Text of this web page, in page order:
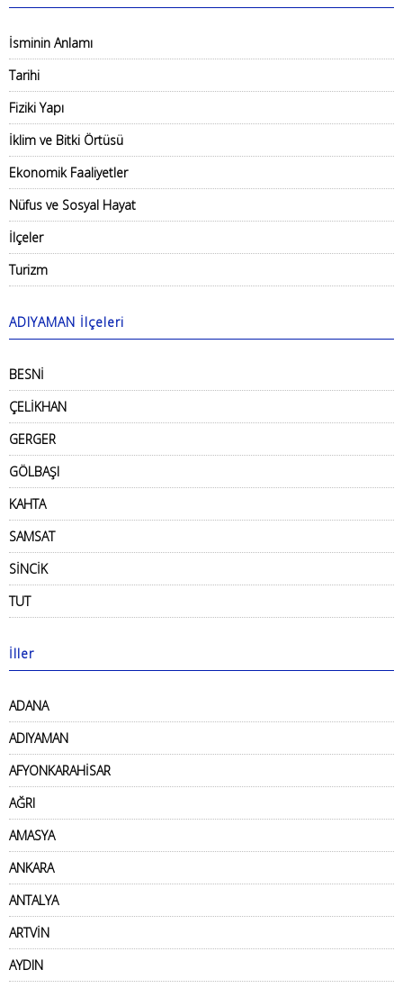
İsminin Anlamı
Tarihi
Fiziki Yapı
İklim ve Bitki Örtüsü
Ekonomik Faaliyetler
Nüfus ve Sosyal Hayat
İlçeler
Turizm
ADIYAMAN İlçeleri
BESNİ
ÇELİKHAN
GERGER
GÖLBAŞI
KAHTA
SAMSAT
SİNCİK
TUT
İller
ADANA
ADIYAMAN
AFYONKARAHİSAR
AĞRI
AMASYA
ANKARA
ANTALYA
ARTVİN
AYDIN